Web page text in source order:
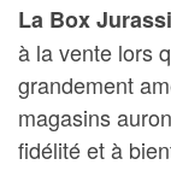
La Box
à la vente lors
grandement
magasins
fidélité et à